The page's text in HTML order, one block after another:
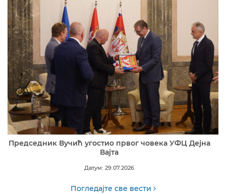
Председник Вучић угостио првог човека УФЦ Дејна
Вајта
Датум: 29.07.2026
Погледајте све вести